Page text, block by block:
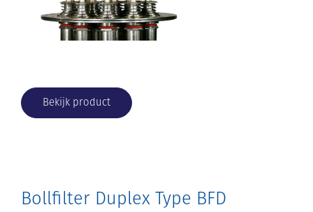
Bekijk product
Bollfilter Duplex Type BFD